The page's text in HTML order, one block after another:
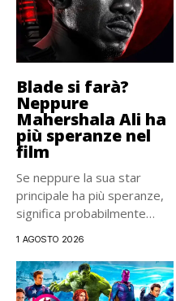
Blade si farà?
Neppure
Mahershala Ali ha
più speranze nel
film
Se neppure la sua star
principale ha più speranze,
significa probabilmente
1 AGOSTO 2026